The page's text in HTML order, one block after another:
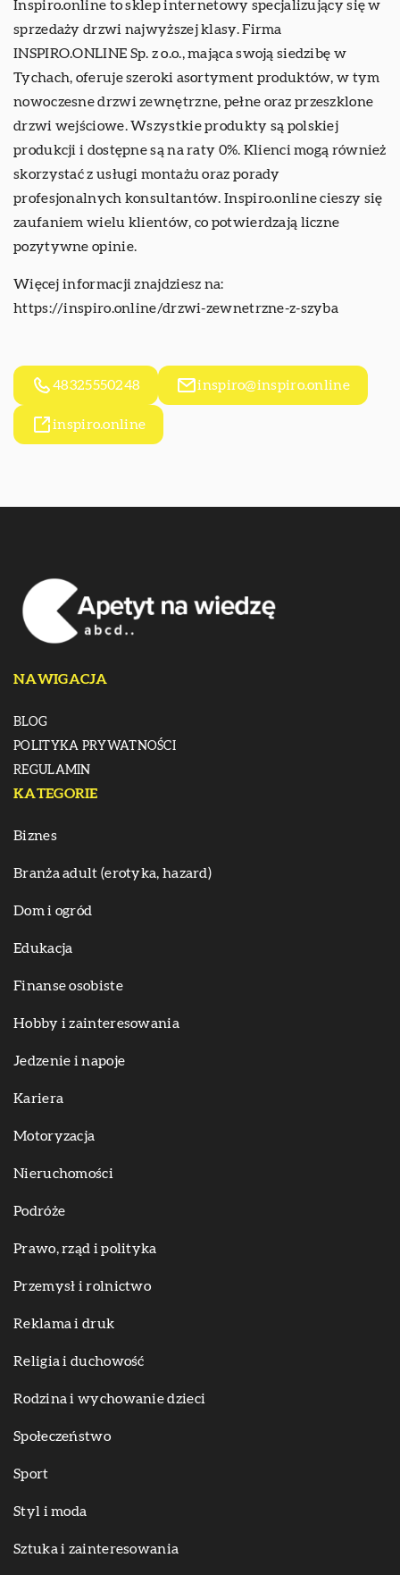
Inspiro.online to sklep internetowy specjalizujący się w
sprzedaży drzwi najwyższej klasy. Firma
INSPIRO.ONLINE Sp. z o.o., mająca swoją siedzibę w
Tychach, oferuje szeroki asortyment produktów, w tym
nowoczesne drzwi zewnętrzne, pełne oraz przeszklone
drzwi wejściowe. Wszystkie produkty są polskiej
produkcji i dostępne są na raty 0%. Klienci mogą również
skorzystać z usługi montażu oraz porady
profesjonalnych konsultantów. Inspiro.online cieszy się
zaufaniem wielu klientów, co potwierdzają liczne
pozytywne opinie.
Więcej informacji znajdziesz na:
https://inspiro.online/drzwi-zewnetrzne-z-szyba
48325550248 inspiro@inspiro.online
inspiro.online
NAWIGACJA
BLOG
POLITYKA PRYWATNOŚCI
REGULAMIN
KATEGORIE
Biznes
Branża adult (erotyka, hazard)
Dom i ogród
Edukacja
Finanse osobiste
Hobby i zainteresowania
Jedzenie i napoje
Kariera
Motoryzacja
Nieruchomości
Podróże
Prawo, rząd i polityka
Przemysł i rolnictwo
Reklama i druk
Religia i duchowość
Rodzina i wychowanie dzieci
Społeczeństwo
Sport
Styl i moda
Sztuka i zainteresowania